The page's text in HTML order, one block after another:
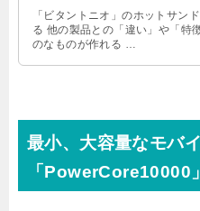
「ビタントニオ」のホットサン
る 他の製品との「違い」や「特
のなものが作れる …
最小、大容量なモバ
「PowerCore10000」